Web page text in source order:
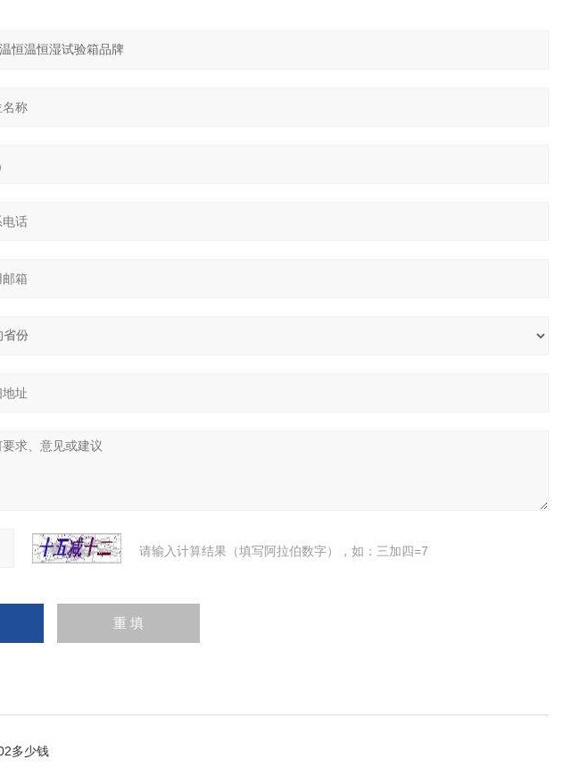
请输入计算结果（填写阿拉伯数字），如：三加四=7
多少钱